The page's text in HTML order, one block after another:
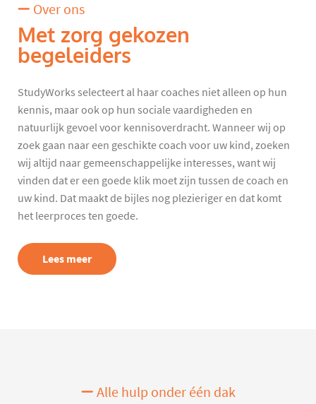
Over ons
Met zorg gekozen
begeleiders
StudyWorks selecteert al haar coaches niet alleen op hun
kennis, maar ook op hun sociale vaardigheden en
natuurlijk gevoel voor kennisoverdracht. Wanneer wij op
zoek gaan naar een geschikte coach voor uw kind, zoeken
wij altijd naar gemeenschappelijke interesses, want wij
vinden dat er een goede klik moet zijn tussen de coach en
uw kind. Dat maakt de bijles nog plezieriger en dat komt
het leerproces ten goede.
Lees meer
Alle hulp onder één dak